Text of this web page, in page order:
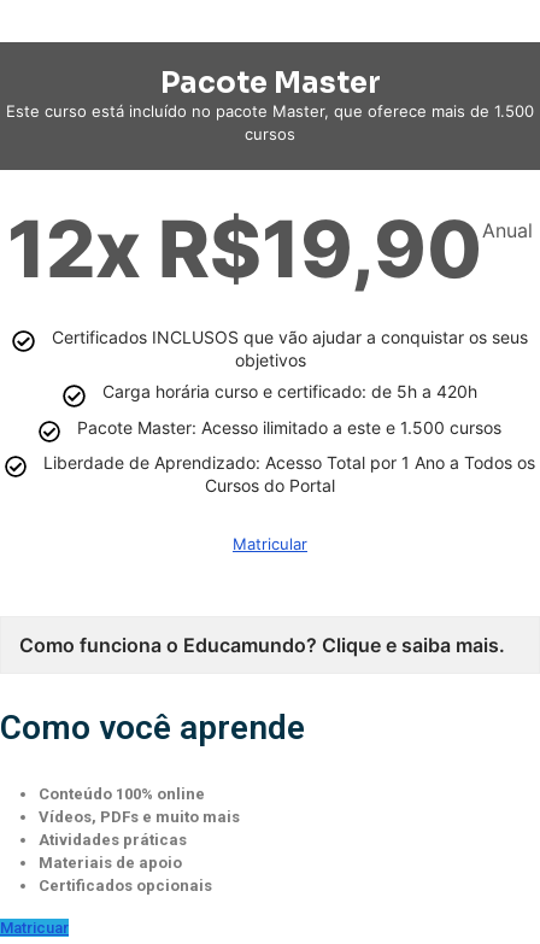
Pacote Master
Este curso está incluído no pacote Master, que oferece mais de 1.500
cursos
12x R$19,90Anual
Certificados INCLUSOS que vão ajudar a conquistar os seus
objetivos
Carga horária curso e certificado: de 5h a 420h
Pacote Master: Acesso ilimitado a este e 1.500 cursos
Liberdade de Aprendizado: Acesso Total por 1 Ano a Todos os
Cursos do Portal
Matricular
Como funciona o Educamundo? Clique e saiba mais.
Como você aprende
Conteúdo 100% online
Vídeos, PDFs e muito mais
Atividades práticas
Materiais de apoio
Certificados opcionais
Matricuar